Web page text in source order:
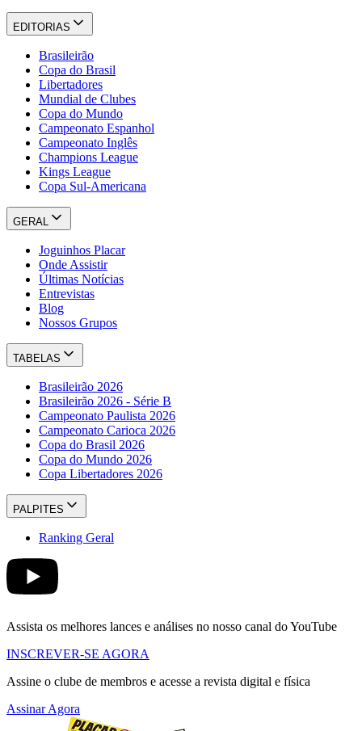
EDITORIAS
Brasileirão
Copa do Brasil
Libertadores
Mundial de Clubes
Copa do Mundo
Campeonato Espanhol
Campeonato Inglês
Champions League
Kings League
Copa Sul-Americana
GERAL
Joguinhos Placar
Onde Assistir
Últimas Notícias
Entrevistas
Blog
Nossos Grupos
TABELAS
Brasileirão 2026
Brasileirão 2026 - Série B
Campeonato Paulista 2026
Campeonato Carioca 2026
Copa do Brasil 2026
Copa do Mundo 2026
Copa Libertadores 2026
PALPITES
Ranking Geral
Assista os melhores lances e análises no nosso canal do YouTube
INSCREVER-SE AGORA
Assine o clube de membros e acesse a revista digital e física
Assinar Agora